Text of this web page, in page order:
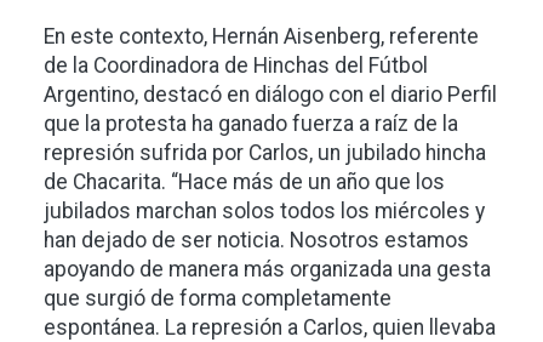
En este contexto, Hernán Aisenberg, referente
de la Coordinadora de Hinchas del Fútbol
Argentino, destacó en diálogo con el diario Perfil
que la protesta ha ganado fuerza a raíz de la
represión sufrida por Carlos, un jubilado hincha
de Chacarita. “Hace más de un año que los
jubilados marchan solos todos los miércoles y
han dejado de ser noticia. Nosotros estamos
apoyando de manera más organizada una gesta
que surgió de forma completamente
espontánea. La represión a Carlos, quien llevaba